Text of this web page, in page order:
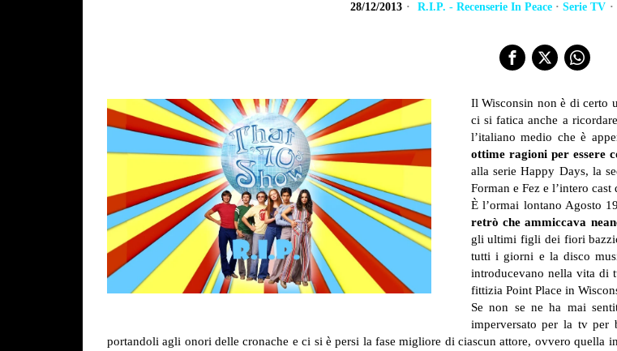
28/12/2013 R.I.P. - Recenserie In Peace · Serie TV
Il Wisconsin non è di certo
ci si fatica anche a
l’italiano medio che è
ottime ragioni per essere
alla serie Happy Days, la
Forman e Fez e l’intero cast
È l’ormai lontano Agosto
retrò che ammiccava
gli ultimi figli dei fiori
tutti i giorni e la disco
introducevano nella vita di
fittizia Point Place in
Se non se ne ha mai
imperversato per la tv per
portandoli agli onori delle cronache e ci si è persi la fase migliore di ciascun attore, ovvero quella